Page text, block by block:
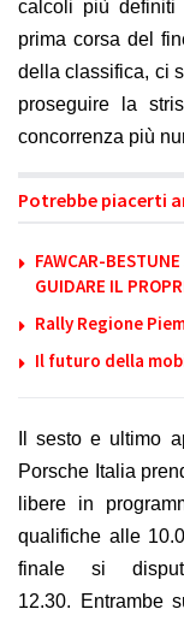
calcoli più definiti
prima corsa del
della classifica, ci
proseguire la
concorrenza più
Potrebbe piacerti
FAWCAR-
GUIDARE IL
Rally Regione
Il futuro della
Il sesto e ultimo
Porsche Italia
libere in
qualifiche alle 10.
finale si
12.30.
Entrambe